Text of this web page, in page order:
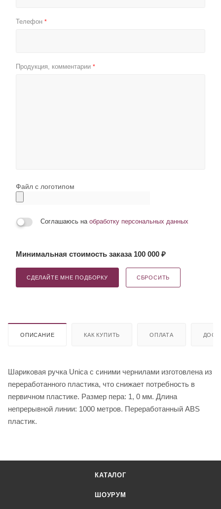
Телефон *
Продукция, комментарии *
Файл с логотипом
Соглашаюсь на обработку персональных данных
Минимальная стоимость заказа 100 000 ₽
СДЕЛАЙТЕ МНЕ ПОДБОРКУ СБРОСИТЬ
ОПИСАНИЕ КАК КУПИТЬ ОПЛАТА
Шариковая ручка Unica с синими чернилами изготовлена из
переработанного пластика, что снижает потребность в
первичном пластике. Размер пера: 1, 0 мм. Длина
непрерывной линии: 1000 метров. Переработанный ABS
пластик.
КАТАЛОГ
ШОУРУМ